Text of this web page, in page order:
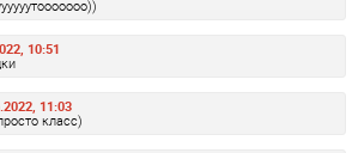
10:51
11:03
класс)